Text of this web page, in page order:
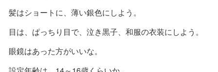
髪はショートに、薄い銀色にしよう。
目は、ぱっちり目で、泣き黒子、和服の衣装にしよう。
眼鏡はあった方がいいな。